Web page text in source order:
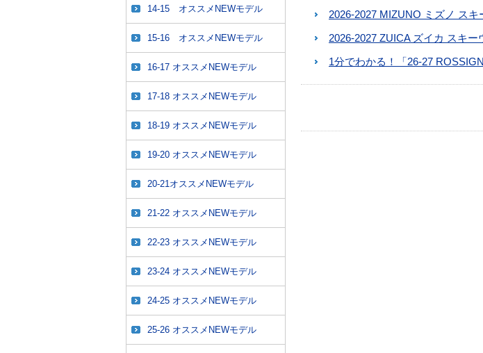
2026-2027 MIZUNO ミズノ スキ
2026-2027 ZUICA ズイカ スキー
1分でわかる！「26-27
14-15 オススメNEWモデル
15-16 オススメNEWモデル
16-17 オススメNEWモデル
17-18 オススメNEWモデル
18-19 オススメNEWモデル
19-20 オススメNEWモデル
20-21オススメNEWモデル
21-22 オススメNEWモデル
22-23 オススメNEWモデル
23-24 オススメNEWモデル
24-25 オススメNEWモデル
25-26 オススメNEWモデル